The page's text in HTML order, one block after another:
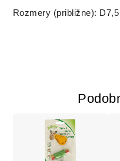
Rozmery (približne):